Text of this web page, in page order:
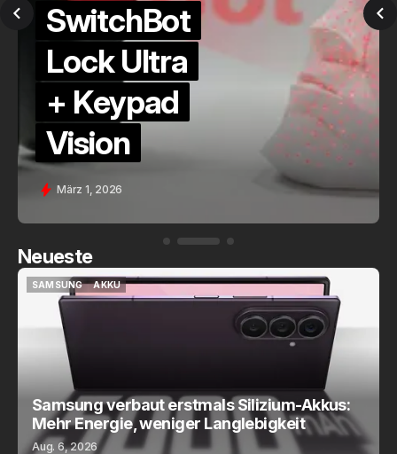
QuickCheck:
Home
Assistant
Voice (PE)
Feb. 9, 2026
Neueste
SAMSUNG
SAMSUNG
AKKU
AKKU
Samsung verbaut erstmals Silizium-Akkus:
Mehr Energie, weniger Langlebigkeit
Aug. 6, 2026